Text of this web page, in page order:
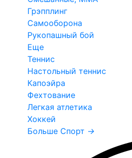
Грэпплинг
Самооборона
Рукопашный бой
Еще
Теннис
Настольный теннис
Капоэйра
Фехтование
Легкая атлетика
Хоккей
Больше Спорт →